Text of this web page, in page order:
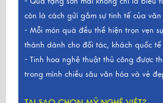
còn là cách gửi gắm sự tinh tế của
- Mỗi món quà đều thể hiện trọn vẹn
thành dành cho đối tác, khách quốc
- Tinh hoa nghệ thuật thủ công được
trong mình chiều sâu văn hóa và vẻ